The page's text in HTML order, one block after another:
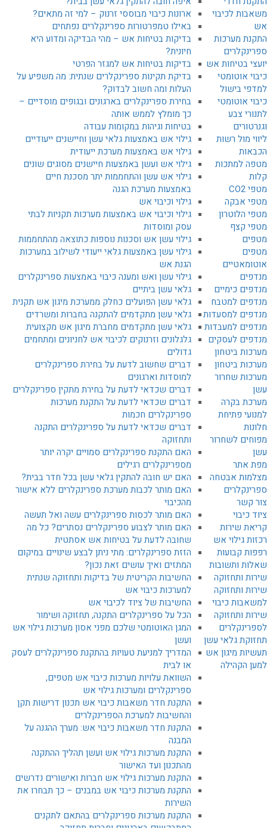
משאבות לכיבוי
אש
התקנת מערכות
ספרינקלרים
יועצי בטיחות אש
כיבוי אוטומטי
למדפי בישול
כיבוי אוטומטי
לתנורי צבע
וגנרטורים
ליווי מול רשות
הכבאות
מטפה למתכות
קלות
מטפי CO2
מטפי אבקה
מטפי הלוטרון
מטפי קצף
מטפים
מטפים
אוטומאטיים
מנדפים
מנדפים כימיים
מנדפים למטבח
מנדפים למסעדות
מנדפים למעבדות
מנדפים לעסקים
מערכות ביטחון
מערכות ביטחון
מערכות שחרור
עשן
מערכת בקרה
למנועי פתיחת
חלונות
מפוחים לשחרור
עשן
מפת אתר
מצלמות אבטחה
ספרינקלרים
צור קשר
ציוד כיבוי
קריאת שירות
רכזות גילוי אש
רפפות קבועות
שאלות ותשובות
שירות ותחזוקה
שירות ותחזוקה
למשאבות כיבוי
שירות ותחזוקה
לספרינקלרים
תחזוקת גלאי עשן
תעשיות מיגון אש
למען הקהילה
ארונות כיבוי מבוססי זרנוק – למי זה מתאים?
באילו טמפרטורות ספרינקלרים נפתחים
בדיקות בטיחות אש – מהי הבדיקה ומדוע היא
חיונית?
בדיקות בטיחות אש למגזר הפרטי
בדיקת תקינות ספרינקלרים שנתית: מה משפיע על
העלות ומה חשוב לבדוק?
בחירת ספרינקלרים בארגונים ובגופים מוסדיים –
כך מומלץ לממש אותה
בטיחות וגיהות במקומות עבודה
גילוי אש באמצעות גלאי עשן וחיישנים ייעודיים
גילוי אש באמצעות מערכת ייעודית
גילוי אש ועשן באמצעות חיישנים מסוגים שונים
גילוי אש עשן והתחממות יתר מסכנת חיים
באמצעות מערכת הגנה
גילוי וכיבוי אש
גילוי וכיבוי אש באמצעות מערכות תקניות לבתי
עסק ומוסדות
גילוי עשן אש וסכנות נוספות כתוצאה מהתחממות
גילוי עשן באמצעות גלאי ייעודי לשילוב במערכות
הגנת אש
גילוי עשן ואש ומענה כיבוי באמצעות ספרינקלרים
גלאי עשן ביתיים
גלאי עשן הפועלים כחלק ממערכת מיגון אש תקנית
גלאי עשן מתקדמים להתקנה בחברות ומשרדים
גלאי עשן מתקדמים מחברת מיגון אש מקצועית
גלגלונים וזרנוקים לכיבוי אש לחניונים ומתחמים
גדולים
דברים שחשוב לדעת על בחירת ספרינקלרים
למוסדות וארגונים
דברים שכדאי לדעת על בחירת מתקין ספרינקלרים
דברים שכדאי לדעת על התקנת מערכות
ספרינקלרים חכמות
דברים שכדאי לדעת על ספרינקלרים התקנה
ותחזוקה
האם התקנת ספרינקלרים סמויים יקרה יותר
מספרינקלרים רגילים
האם יש חובה להתקין גלאי עשן בכל חדר בבית?
האם מותר לכבות מערכת ספרינקלרים ללא אישור
מהכיבוי
האם מותר לכסות ספרינקלרים עשה ואל תעשה
האם מותר לצבוע ספרינקלרים נסתרים? כל מה
שחובה לדעת על בטיחות אש אסתטית
הזזת ספרינקלרים: מתי ניתן לבצע שינויים במיקום
המתזים ואיך עושים זאת נכון?
החשיבות הקריטית של בדיקות ותחזוקה שנתית
למערכות כיבוי אש
החשיבות של ציוד לכיבוי אש
הכל על ספרינקלרים התקנה, תחזוקה ושימור
המגן האוטומטי שלכם מפני אסון מערכות גילוי אש
ועשן
המדריך למניעת טעויות בהתקנת ספרינקלרים לעסק
או לבית
השוואת עלויות מערכות כיבוי אש מטפים,
ספרינקלרים ומערכות גילוי אש
התקנת חדר משאבות כיבוי אש תכנון דרישות תקן
והחשיבות למערכת הספרינקלרים
התקנת חדר משאבות כיבוי אש: מערך ההגנה על
המבנה
התקנת מערכות גילוי אש ועשן תהליך ההתקנה
מהתכנון ועד האישור
התקנת מערכות גילוי אש חברות ואישורים נדרשים
התקנת מערכות כיבוי אש במבנים – כך תבחרו את
השירות
התקנת מערכות ספרינקלרים בהתאם לתקנים